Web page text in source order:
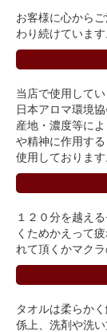
お客様に心から
わり続けています
当店で使用して
日本アロマ環境
産地・濃度等に
や精神に作用す
使用しております
１２０分を越え
くためかえって
れて頂くかマク
タオルは柔らか
係上、洗剤や洗